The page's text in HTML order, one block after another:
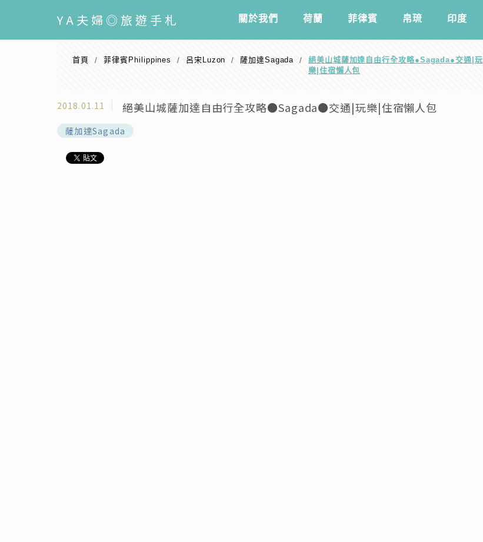
YA 夫婦◎旅遊手札 關於我們 ️荷蘭 菲律賓 帛琉 印度
首頁 / ️菲律賓Philippines / 呂宋Luzon / 薩加達Sagada /
絕美山城薩加達自由行全攻略●Sagada●交通|玩
樂|住宿懶人包
2018.01.11 絕美山城薩加達自由行全攻略●Sagada●交通|玩樂|住宿懶人包
薩加達Sagada